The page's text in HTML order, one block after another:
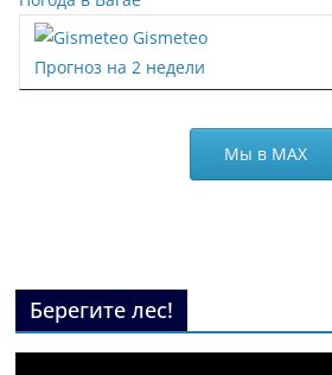
Gismeteo
Прогноз на 2 недели
Мы в МАХ
Берегите лес!